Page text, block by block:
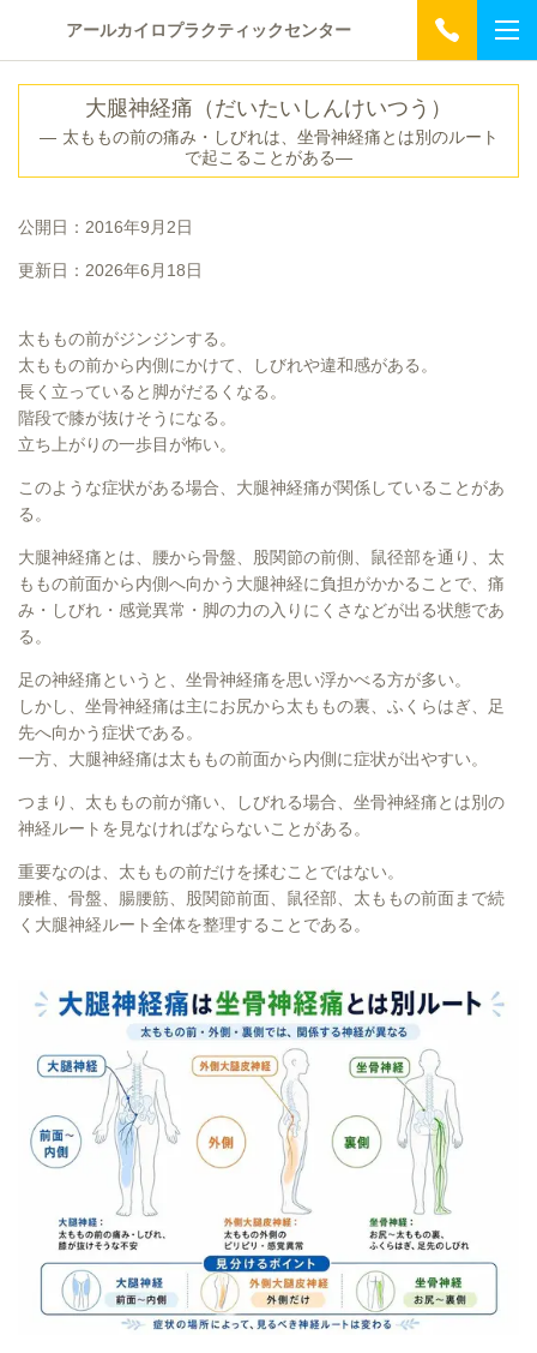
アールカイロプラクティックセンター
大腿神経痛（だいたいしんけいつう）
― 太ももの前の痛み・しびれは、坐骨神経痛とは別のルート
で起こることがある―
公開日：2016年9月2日
更新日：2026年6月18日
太ももの前がジンジンする。
太ももの前から内側にかけて、しびれや違和感がある。
長く立っていると脚がだるくなる。
階段で膝が抜けそうになる。
立ち上がりの一歩目が怖い。
このような症状がある場合、大腿神経痛が関係していることがあ
る。
大腿神経痛とは、腰から骨盤、股関節の前側、鼠径部を通り、太
ももの前面から内側へ向かう大腿神経に負担がかかることで、痛
み・しびれ・感覚異常・脚の力の入りにくさなどが出る状態であ
る。
足の神経痛というと、坐骨神経痛を思い浮かべる方が多い。
しかし、坐骨神経痛は主にお尻から太ももの裏、ふくらはぎ、足
先へ向かう症状である。
一方、大腿神経痛は太ももの前面から内側に症状が出やすい。
つまり、太ももの前が痛い、しびれる場合、坐骨神経痛とは別の
神経ルートを見なければならないことがある。
重要なのは、太ももの前だけを揉むことではない。
腰椎、骨盤、腸腰筋、股関節前面、鼠径部、太ももの前面まで続
く大腿神経ルート全体を整理することである。